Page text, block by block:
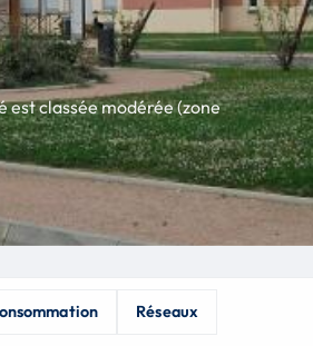
est classée modérée (zone
Réseaux